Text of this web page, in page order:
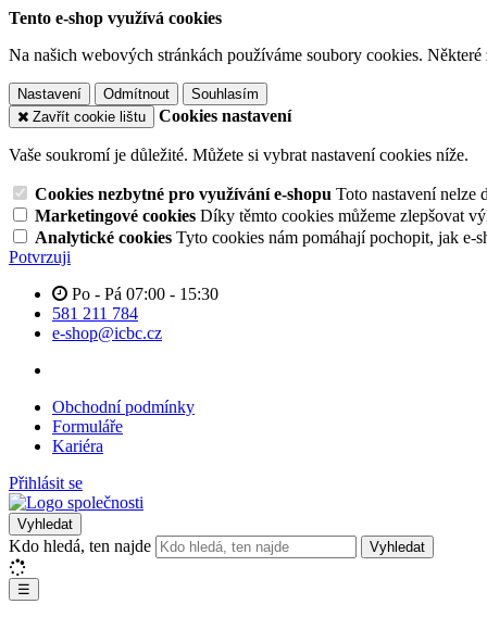
Tento e-shop využívá cookies
Na našich webových stránkách používáme soubory cookies.
Nastavení Odmítnout
Souhlasím
Zavřít cookie lištu
Cookies nastavení
Vaše soukromí je důležité. Můžete si vybrat nastavení cookies níže.
Cookies nezbytné pro využívání e-shopu Toto nastavení nelze
Marketingové cookies Díky těmto cookies můžeme zlepšovat
Analytické cookies Tyto cookies nám pomáhají pochopit, jak e-
Potvrzuji
Po - Pá 07:00 - 15:30
581 211 784
e-shop@icbc.cz
Obchodní podmínky
Formuláře
Kariéra
Přihlásit se
Vyhledat
Kdo hledá, ten najde Vyhledat
☰